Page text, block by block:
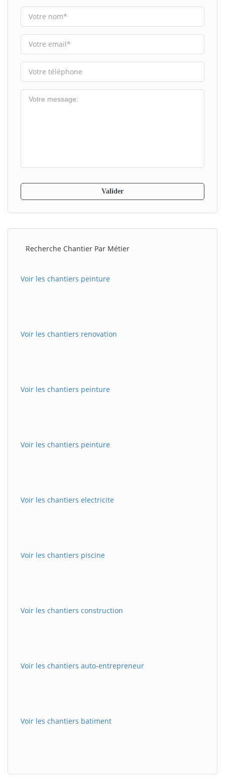
Recherche Chantier Par Métier
Voir les chantiers peinture
Voir les chantiers renovation
Voir les chantiers peinture
Voir les chantiers peinture
Voir les chantiers electricite
Voir les chantiers piscine
Voir les chantiers construction
Voir les chantiers auto-entrepreneur
Voir les chantiers batiment